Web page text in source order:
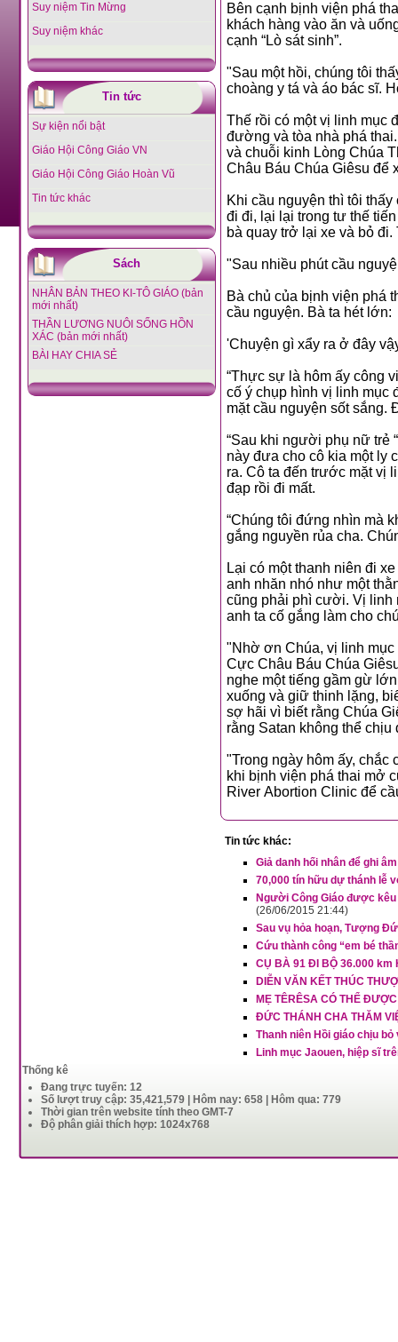
Suy niệm Tin Mừng
Suy niệm khác
Tin tức
Sự kiện nổi bật
Giáo Hội Công Giáo VN
Giáo Hội Công Giáo Hoàn Vũ
Tin tức khác
Sách
NHÂN BẢN THEO KI-TÔ GIÁO (bản
mới nhất)
THẦN LƯƠNG NUÔI SỐNG HỒN
XÁC (bản mới nhất)
BÀI HAY CHIA SẺ
Bên cạnh bịnh viện phá
khách hàng vào ăn và
cạnh “Lò sát sinh”.
"Sau một hồi, chúng tôi
choàng y tá và áo bác sĩ.
Thế rồi có một vị linh mục
đường và tòa nhà phá
và chuỗi kinh Lòng Chúa
Châu Báu Chúa Giêsu để
Khi cầu nguyện thì tôi
đi đi, lại lại trong tư thế
bà quay trở lại xe và bỏ
"Sau nhiều phút cầu
Bà chủ của bịnh viện phá
cầu nguyện. Bà ta hét lớn:
'Chuyện gì xẩy ra ở đây
“Thực sự là hôm ấy công
cố ý chụp hình vị linh mục
mặt cầu nguyện sốt sắng.
“Sau khi người phụ nữ trẻ
này đưa cho cô kia một ly
ra. Cô ta đến trước mặt vị
đạp rồi đi mất.
“Chúng tôi đứng nhìn mà
gắng nguyền rủa cha.
Lại có một thanh niên đi
anh nhăn nhó như một
cũng phải phì cười. Vị linh
anh ta cố gắng làm cho
"Nhờ ơn Chúa, vị linh mục
Cực Châu Báu Chúa
nghe một tiếng gầm gừ
xuống và giữ thinh lặng,
sợ hãi vì biết rằng Chúa
rằng Satan không thể
"Trong ngày hôm ấy,
khi bịnh viện phá thai mở
River Abortion Clinic để
Tin tức khác:
Giả danh hối nhân để ghi
70,000 tín hữu dự thánh lễ
Người Công Giáo được
(26/06/2015 21:44)
Sau vụ hỏa hoạn, Tượng
Cứu thành công “em bé
CỤ BÀ 91 ĐI BỘ 36.000 km
DIỄN VĂN KẾT THÚC
MẸ TÊRÊSA CÓ THỂ
ĐỨC THÁNH CHA THĂM
Thanh niên Hồi giáo chịu
Linh mục Jaouen, hiệp sĩ
Thống kê
Đang trực tuyến: 12
Số lượt truy cập: 35,421,579 | Hôm nay: 658 | Hôm qua: 779
Thời gian trên website tính theo GMT-7
Độ phân giải thích hợp: 1024x768